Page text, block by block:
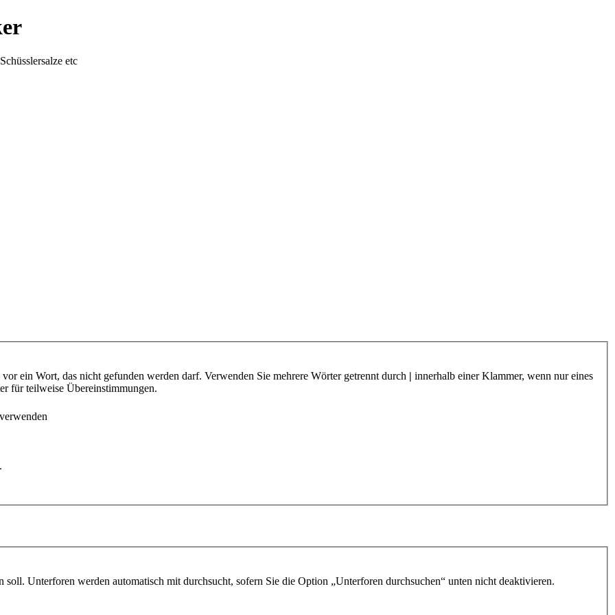
etc
vor ein Wort, das nicht gefunden werden darf. Verwenden Sie mehrere Wörter getrennt durch | innerhalb einer Klammer, wenn nur eines
für teilweise Übereinstimmungen.
soll. Unterforen werden automatisch mit durchsucht, sofern Sie die Option „Unterforen durchsuchen“ unten nicht deaktivieren.